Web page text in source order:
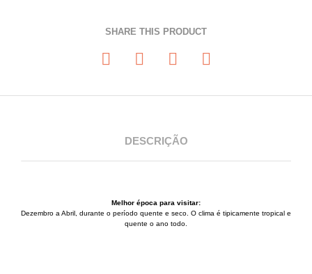
SHARE THIS PRODUCT
DESCRIÇÃO
Melhor época para visitar:
Dezembro a Abril, durante o período quente e seco. O clima é tipicamente tropical e
quente o ano todo.